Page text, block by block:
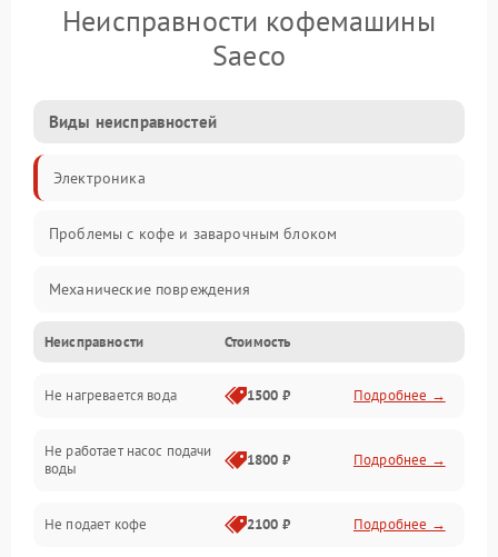
Неисправности кофемашины
Saeco
Виды неисправностей
Электроника
Проблемы с кофе и заварочным блоком
Механические повреждения
Прочие неисправности
Включение и работа
Проблемы с водой
Неисправности Стоимость
Не нагревается вода 1500 ₽ Подробнее →
Не работает насос подачи
воды
1800 ₽ Подробнее →
Не подает кофе 2100 ₽ Подробнее →